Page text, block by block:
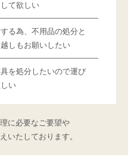
て欲しい
る為、不用品の処分と
しもお願いしたい
を処分したいので運び
い
に必要なご要望や
いたしております。